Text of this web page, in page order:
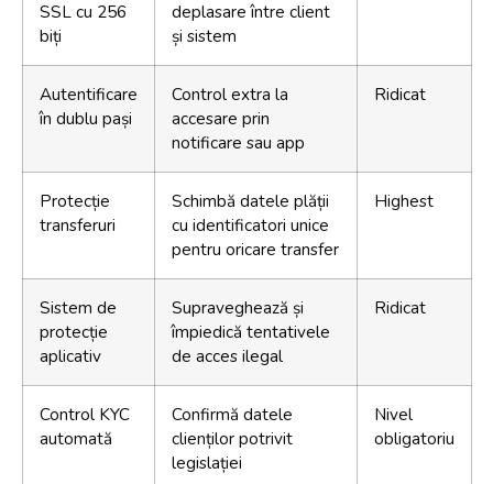
SSL cu 256
biți
deplasare între client
și sistem
Autentificare
în dublu pași
Control extra la
accesare prin
notificare sau app
Ridicat
Protecție
transferuri
Schimbă datele plății
cu identificatori unice
pentru oricare transfer
Highest
Sistem de
protecție
aplicativ
Supraveghează și
împiedică tentativele
de acces ilegal
Ridicat
Control KYC
automată
Confirmă datele
clienților potrivit
legislației
Nivel
obligatoriu